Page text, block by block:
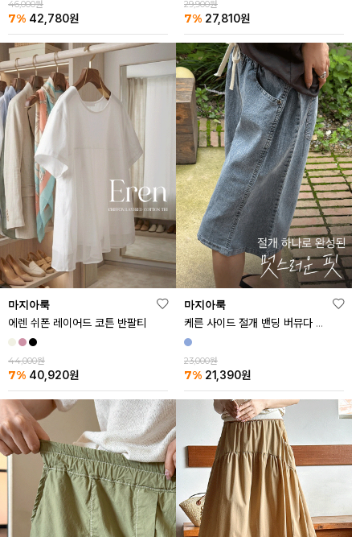
46,000원
7% 42,780원
29,900원
7% 27,810원
마지아룩
에렌 쉬폰 레이어드 코튼 반팔티
44,000원
7% 40,920원
마지아룩
케른 사이드 절개 밴딩 버뮤다 데님 반바지
23,000원
7% 21,390원